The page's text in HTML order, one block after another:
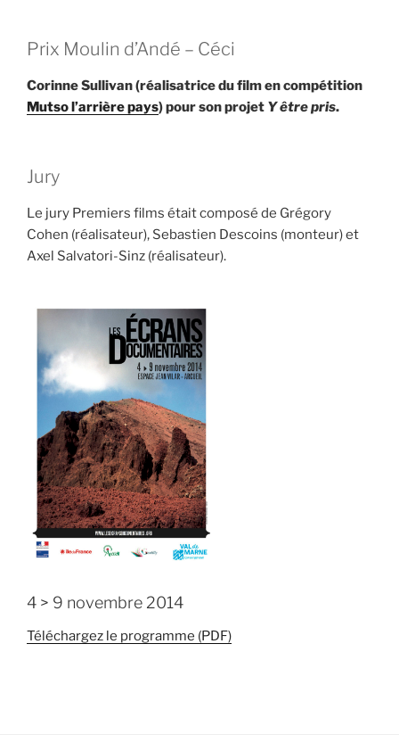
Prix Moulin d’Andé – Céci
Corinne Sullivan (réalisatrice du film en compétition
Mutso l’arrière pays) pour son projet Y être pris.
Jury
Le jury Premiers films était composé de Grégory
Cohen (réalisateur), Sebastien Descoins (monteur) et
Axel Salvatori-Sinz (réalisateur).
4 > 9 novembre 2014
Téléchargez le programme (PDF)